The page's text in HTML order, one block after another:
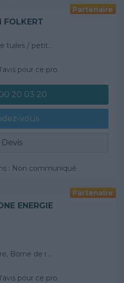
Partenaire
FOLKERT
/ petits éléments
pour ce pro.
20 03 20
vous
Devis
: Non communiqué
Partenaire
ENERGIE
de recharge
pour ce pro.